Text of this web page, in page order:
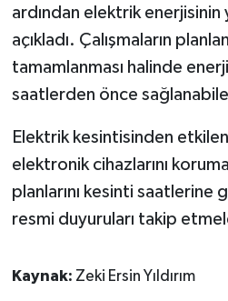
ardından elektrik
açıkladı. Çalışmaların
tamamlanması halinde
saatlerden önce
Elektrik kesintisinden
elektronik cihazlarını
planlarını kesinti saatlerine
resmi duyuruları takip
Kaynak: Zeki Ersin Yıldırım